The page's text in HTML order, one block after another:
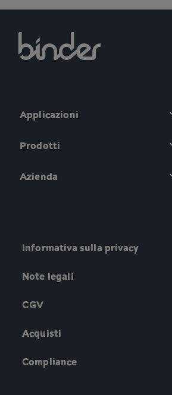
Applicazioni
Prodotti
Azienda
Informativa sulla privacy
Note legali
CGV
Acquisti
Compliance